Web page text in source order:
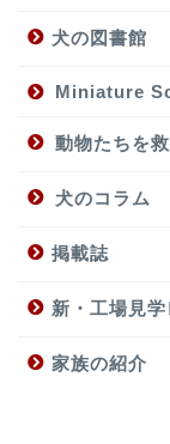
犬の図書館
Miniature
動物たちを
犬のコラム
掲載誌
新・工場見学
家族の紹介